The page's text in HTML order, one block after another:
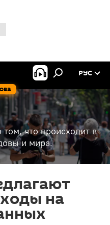
РУС
том, что происходит в
и мира.
на